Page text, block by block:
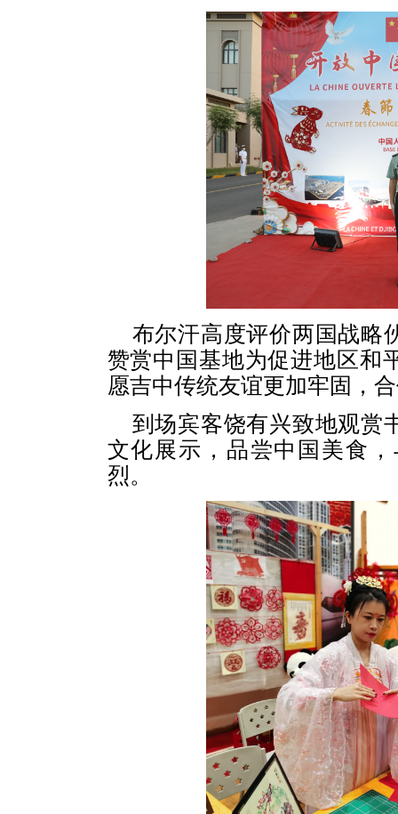
布尔汗高度评价两国战略
赞赏中国基地为促进地区和
愿吉中传统友谊更加牢固，
到场宾客饶有兴致地观赏
文化展示，品尝中国美食
烈。